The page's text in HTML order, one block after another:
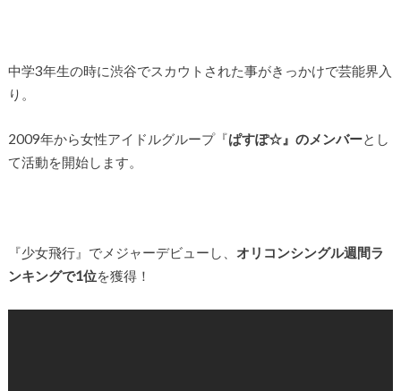
中学3年生の時に渋谷でスカウトされた事がきっかけで芸能界入
り。
2009年から女性アイドルグループ『ぱすぽ☆』のメンバーとし
て活動を開始します。
『少女飛行』でメジャーデビューし、 オリコンシングル週間ラ
ンキングで1位を獲得！